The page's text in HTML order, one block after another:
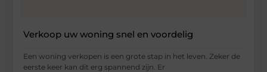
Verkoop uw woning snel en voordelig
Een woning verkopen is een grote stap in het leven. Zeker de
eerste keer kan dit erg spannend zijn. Er